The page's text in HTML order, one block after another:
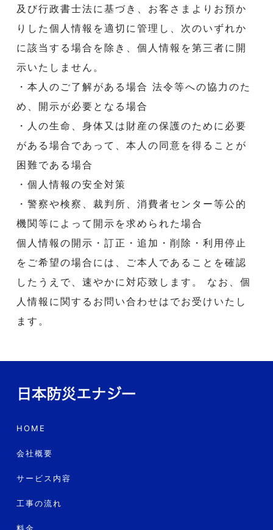
及び行政書士法に基づき、お客さまよりお預か
りした個人情報を適切に管理し、次のいずれか
に該当する場合を除き、個人情報を第三者に開
示いたしません。
・本人のご了解がある場合 法令等への協力のた
め、開示が必要となる場合
・人の生命、身体又は財産の保護のために必要
がある場合であって、本人の同意を得ることが
困難である場合
・個人情報の安全対策
・警察や検察、裁判所、消費者センター等公的
機関等によって開示を求められた場合
個人情報の開示・訂正・追加・削除・利用停止
をご希望の場合には、ご本人であることを確認
したうえで、速やかに対応致します。 なお、個
人情報に関するお問い合わせはでお受けいたし
ます。
HOME
会社概要
サービス内容
工事の流れ
料金